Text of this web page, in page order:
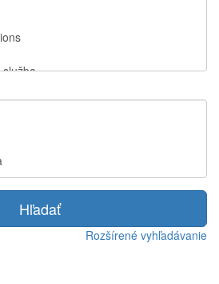
Hľadať
Rozšírené vyhľadávanie